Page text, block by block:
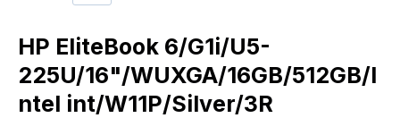
HP EliteBook 6/G1i/U5-
225U/16"/WUXGA/16GB/512GB/I
ntel int/W11P/Silver/3R